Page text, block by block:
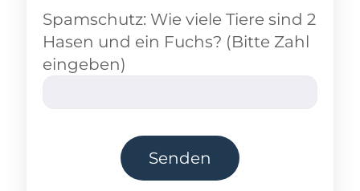
Spamschutz: Wie viele Tiere sind 2
Hasen und ein Fuchs? (Bitte Zahl
eingeben)